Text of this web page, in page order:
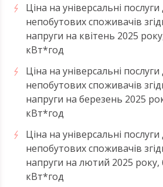
Ціна на універсальні
непобутових споживачів
напруги на квітень 2025
кВт*год
Ціна на універсальні
непобутових споживачів
напруги на березень 2025
кВт*год
Ціна на універсальні
непобутових споживачів
напруги на лютий 2025
кВт*год